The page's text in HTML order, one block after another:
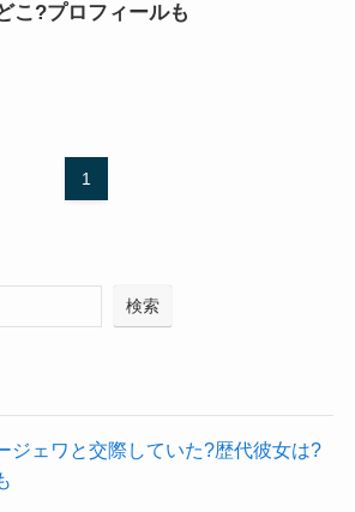
こ?プロフィールも
1
検索
ジェワと交際していた?歴代彼女は?